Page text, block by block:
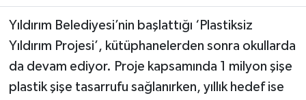
Yıldırım Belediyesi’nin başlattığı ‘Plastiksiz
Yıldırım Projesi’, kütüphanelerden sonra okullarda
da devam ediyor. Proje kapsamında 1 milyon şişe
plastik şişe tasarrufu sağlanırken, yıllık hedef ise